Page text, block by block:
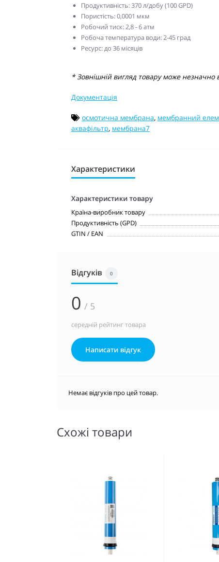
Продуктивність: 370 л/добу (100 GPD)
Пористість: 0,0001 мкм
Робочий тиск: 2,8 - 6 атм
Робоча температура води: 2-45 град
Ресурс: до 36 місяців
* Зовнішній вигляд товару може незначно
Документація
осмотична мембрана, мембранний
аквафільтр, мембрана7
Характеристики
Характеристики товару
Країна-виробник товару
Продуктивність (GPD)
GTIN / EAN
Відгуків 0
0 / 5
середній рейтинг товара
Написати відгук
Немає відгуків про цей товар.
Схожі товари